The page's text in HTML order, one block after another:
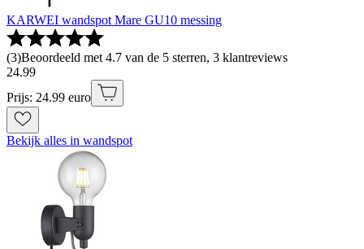
KARWEI wandspot Mare GU10 messing
(3)Beoordeeld met 4.7 van de 5 sterren, 3 klantreviews
24.99
Prijs: 24.99 euro
Bekijk alles in wandspot